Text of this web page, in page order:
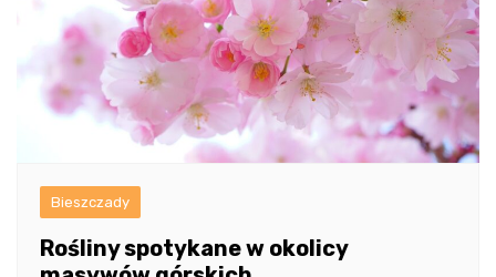
Bieszczady
Rośliny spotykane w okolicy